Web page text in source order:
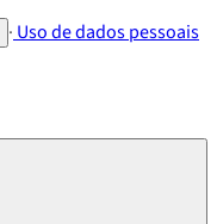
· Uso de dados pessoais